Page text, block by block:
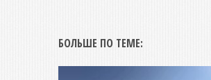
БОЛЬШЕ ПО ТЕМЕ: